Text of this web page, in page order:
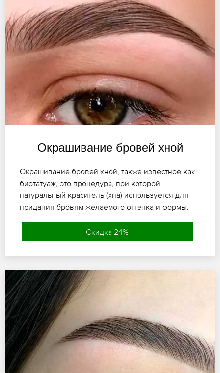
Окрашивание бровей хной
Окрашивание бровей хной, также известное как
биотатуаж, это процедура, при которой
натуральный краситель (хна) используется для
придания бровям желаемого оттенка и формы.
Скидка 24%